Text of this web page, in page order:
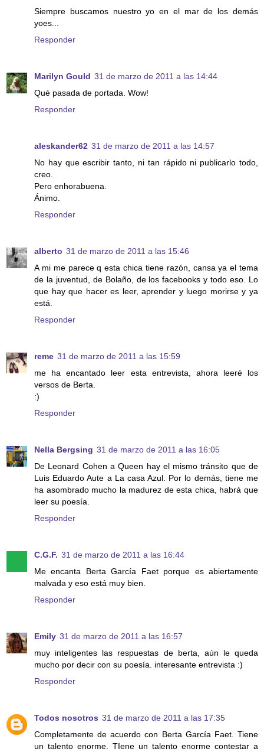
Siempre buscamos nuestro yo en el mar de los demás
yoes...
Responder
Marilyn Gould 31 de marzo de 2011 a las 14:44
Qué pasada de portada. Wow!
Responder
aleskander62 31 de marzo de 2011 a las 14:57
No hay que escribir tanto, ni tan rápido ni publicarlo todo,
creo.
Pero enhorabuena.
Ánimo.
Responder
alberto 31 de marzo de 2011 a las 15:46
A mi me parece q esta chica tiene razón, cansa ya el tema
de la juventud, de Bolaño, de los facebooks y todo eso. Lo
que hay que hacer es leer, aprender y luego morirse y ya
está.
Responder
reme 31 de marzo de 2011 a las 15:59
me ha encantado leer esta entrevista, ahora leeré los
versos de Berta.
:)
Responder
Nella Bergsing 31 de marzo de 2011 a las 16:05
De Leonard Cohen a Queen hay el mismo tránsito que de
Luis Eduardo Aute a La casa Azul. Por lo demás, tiene me
ha asombrado mucho la madurez de esta chica, habrá que
leer su poesía.
Responder
C.G.F. 31 de marzo de 2011 a las 16:44
Me encanta Berta García Faet porque es abiertamente
malvada y eso está muy bien.
Responder
Emily 31 de marzo de 2011 a las 16:57
muy inteligentes las respuestas de berta, aún le queda
mucho por decir con su poesía. interesante entrevista :)
Responder
Todos nosotros 31 de marzo de 2011 a las 17:35
Completamente de acuerdo con Berta García Faet. Tiene
un talento enorme. TIene un talento enorme contestar a